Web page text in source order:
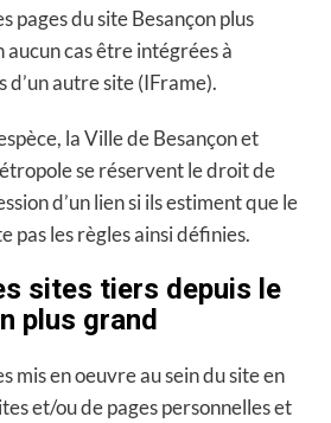
pages du site Besançon plus
cas être intégrées à
d’un autre site (IFrame).
la Ville de Besançon et
se réservent le droit de
d’un lien si ils estiment que le
pas les règles ainsi définies.
sites tiers depuis le
plus grand
mis en oeuvre au sein du site en
et/ou de pages personnelles et